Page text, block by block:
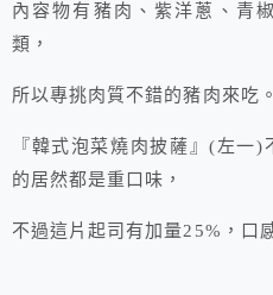
內容物有豬肉、紫洋蔥、青
類，
所以專挑肉質不錯的豬肉來吃。
『韓式泡菜燒肉披薩』(左一
的居然都是重口味，
不過這片起司有加量25%，口